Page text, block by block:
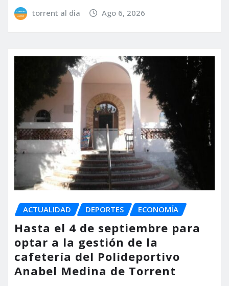
torrent al dia Ago 6, 2026
ACTUALIDAD DEPORTES ECONOMÍA
Hasta el 4 de septiembre para
optar a la gestión de la
cafetería del Polideportivo
Anabel Medina de Torrent